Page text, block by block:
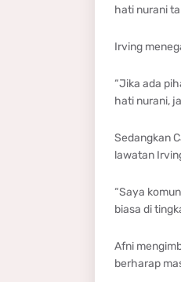
hati nurani
Irving
“Jika ada
hati nurani,
Sedangkan
lawatan
“Saya
biasa di
Afni
berharap